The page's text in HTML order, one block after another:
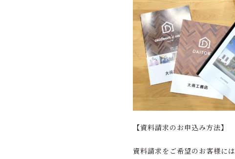
【資料請求のお申込み方法】
資料請求をご希望のお客様には